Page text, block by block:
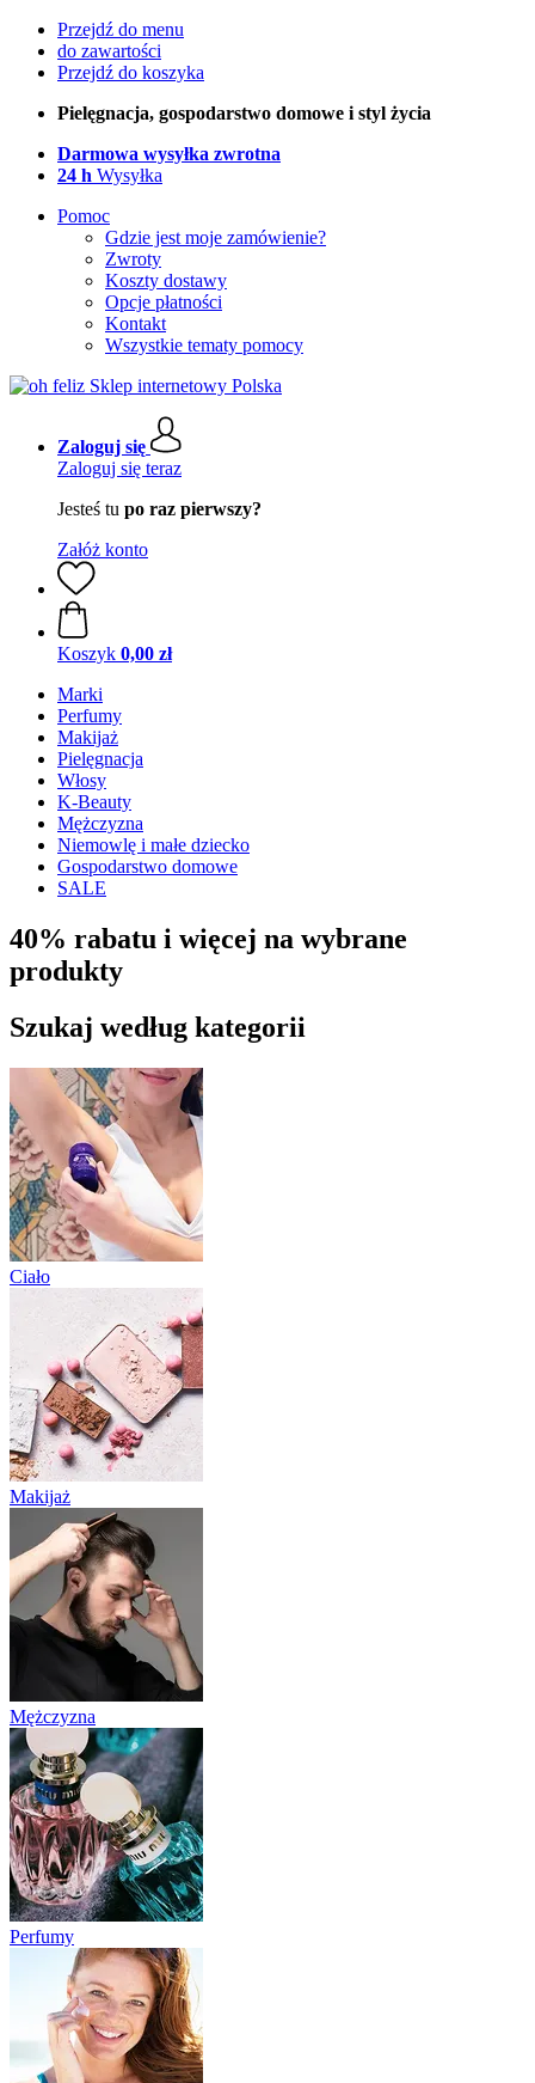
Przejdź do menu
do zawartości
Przejdź do koszyka
Pielęgnacja, gospodarstwo domowe i styl życia
Darmowa wysyłka zwrotna
24 h Wysyłka
Pomoc
Gdzie jest moje zamówienie?
Zwroty
Koszty dostawy
Opcje płatności
Kontakt
Wszystkie tematy pomocy
Zaloguj się
Zaloguj się teraz
Jesteś tu po raz pierwszy?
Załóż konto
Koszyk 0,00 zł
Marki
Perfumy
Makijaż
Pielęgnacja
Włosy
K-Beauty
Mężczyzna
Niemowlę i małe dziecko
Gospodarstwo domowe
SALE
40% rabatu i więcej na wybrane
produkty
Szukaj według kategorii
Ciało
Makijaż
Mężczyzna
Perfumy